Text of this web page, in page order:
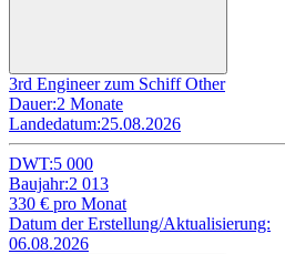
3rd Engineer zum Schiff Other
Dauer:2 Monate
Landedatum:25.08.2026
DWT:5 000
Baujahr:2 013
330 € pro Monat
Datum der Erstellung/Aktualisierung:
06.08.2026